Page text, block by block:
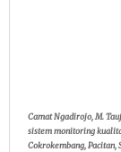
Camat Ngadirojo, M.
sistem monitoring
Cokrokembang,